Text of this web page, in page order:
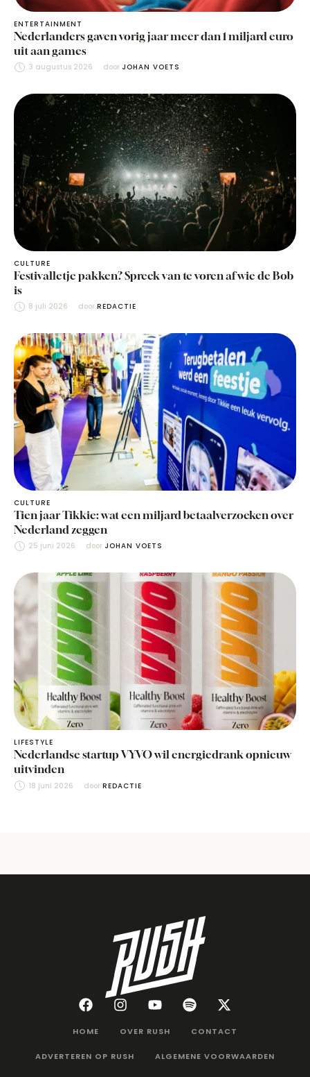
ENTERTAINMENT
Nederlanders gaven vorig jaar meer dan 1 miljard euro
uit aan games
3 augustus 2026 door JOHAN VOETS
CULTURE
Festivalletje pakken? Spreek van te voren af wie de Bob
is
8 juli 2026 door REDACTIE
CULTURE
Tien jaar Tikkie: wat een miljard betaalverzoeken over
Nederland zeggen
25 juni 2026 door JOHAN VOETS
LIFESTYLE
Nederlandse startup VYVO wil energiedrank opnieuw
uitvinden
18 juni 2026 door REDACTIE
HOME OVER RUSH CONTACT
ADVERTEREN OP RUSH ALGEMENE VOORWAARDEN